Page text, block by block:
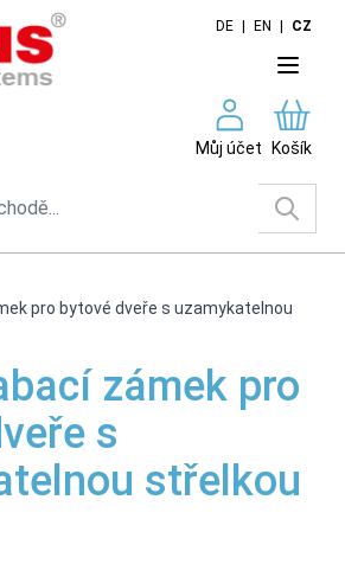
DE EN CZ
Můj účet Košík
pro bytové dveře s uzamykatelnou
zámek pro
s
střelkou